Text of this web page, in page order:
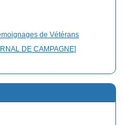
de Vétérans
DE CAMPAGNE]